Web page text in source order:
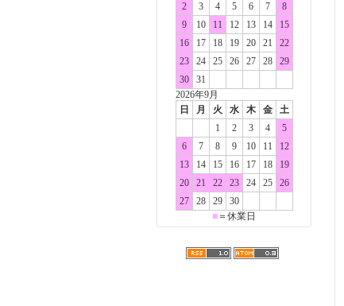
2
3 4 5 6 7
8
9
10 11 12 13 14
15
16
17 18 19 20 21
22
23
24 25 26 27 28
29
30
31
2026年9月
日
月 火 水 木 金
土
1
2 3 4
5
6
7 8 9 10 11
12
13
14 15 16 17 18
19
20
21 22 23 24 25
26
27
28 29
30
■ ＝休業日